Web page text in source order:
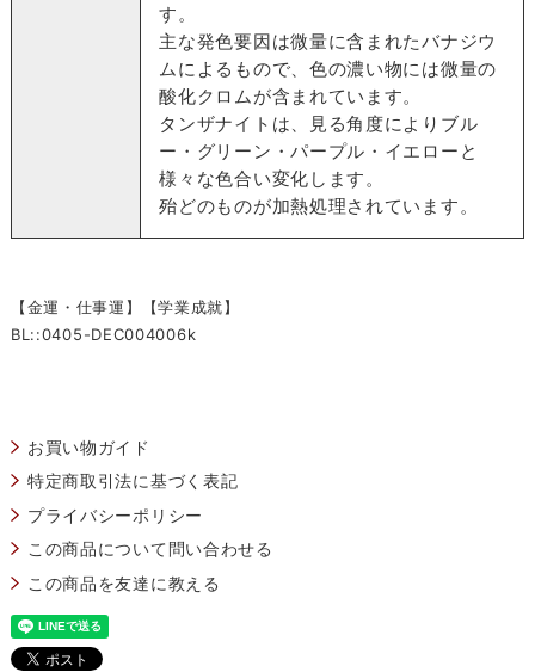
す。
主な発色要因は微量に含まれたバナジウ
ムによるもので、色の濃い物には微量の
酸化クロムが含まれています。
タンザナイトは、見る角度によりブル
ー・グリーン・パープル・イエローと
様々な色合い変化します。
殆どのものが加熱処理されています。
【金運・仕事運】【学業成就】
BL::0405-DEC004006k
お買い物ガイド
特定商取引法に基づく表記
プライバシーポリシー
この商品について問い合わせる
この商品を友達に教える